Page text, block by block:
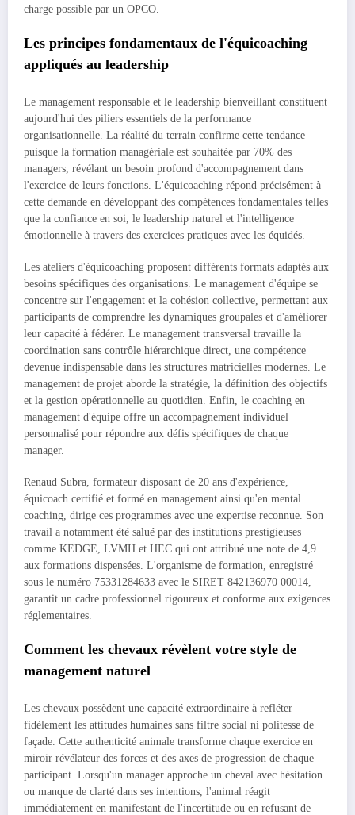
charge possible par un OPCO.
Les principes fondamentaux de l'équicoaching
appliqués au leadership
Le management responsable et le leadership bienveillant constituent
aujourd'hui des piliers essentiels de la performance
organisationnelle. La réalité du terrain confirme cette tendance
puisque la formation managériale est souhaitée par 70% des
managers, révélant un besoin profond d'accompagnement dans
l'exercice de leurs fonctions. L'équicoaching répond précisément à
cette demande en développant des compétences fondamentales telles
que la confiance en soi, le leadership naturel et l'intelligence
émotionnelle à travers des exercices pratiques avec les équidés.
Les ateliers d'équicoaching proposent différents formats adaptés aux
besoins spécifiques des organisations. Le management d'équipe se
concentre sur l'engagement et la cohésion collective, permettant aux
participants de comprendre les dynamiques groupales et d'améliorer
leur capacité à fédérer. Le management transversal travaille la
coordination sans contrôle hiérarchique direct, une compétence
devenue indispensable dans les structures matricielles modernes. Le
management de projet aborde la stratégie, la définition des objectifs
et la gestion opérationnelle au quotidien. Enfin, le coaching en
management d'équipe offre un accompagnement individuel
personnalisé pour répondre aux défis spécifiques de chaque
manager.
Renaud Subra, formateur disposant de 20 ans d'expérience,
équicoach certifié et formé en management ainsi qu'en mental
coaching, dirige ces programmes avec une expertise reconnue. Son
travail a notamment été salué par des institutions prestigieuses
comme KEDGE, LVMH et HEC qui ont attribué une note de 4,9
aux formations dispensées. L'organisme de formation, enregistré
sous le numéro 75331284633 avec le SIRET 842136970 00014,
garantit un cadre professionnel rigoureux et conforme aux exigences
réglementaires.
Comment les chevaux révèlent votre style de
management naturel
Les chevaux possèdent une capacité extraordinaire à refléter
fidèlement les attitudes humaines sans filtre social ni politesse de
façade. Cette authenticité animale transforme chaque exercice en
miroir révélateur des forces et des axes de progression de chaque
participant. Lorsqu'un manager approche un cheval avec hésitation
ou manque de clarté dans ses intentions, l'animal réagit
immédiatement en manifestant de l'incertitude ou en refusant de